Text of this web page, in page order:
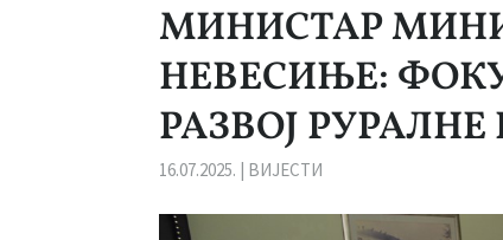
МИНИСТАР
НЕВЕСИЊЕ:
РАЗВОЈ
16.07.2025. | ВИЈЕСТИ